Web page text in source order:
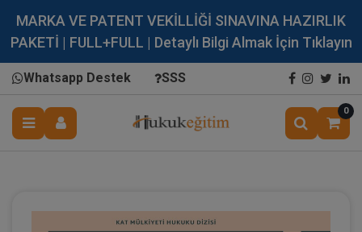
MARKA VE PATENT VEKİLLİĞİ SINAVINA HAZIRLIK
PAKETİ | FULL+FULL | Detaylı Bilgi Almak İçin Tıklayın
Whatsapp Destek SSS
0